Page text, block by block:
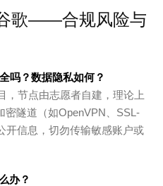
歌——合规风险与
吗？数据隐私如何？
，节点由志愿者自建，理论上
密隧道（如OpenVPN、SSL-
开信息，切勿传输敏感账户或
办？